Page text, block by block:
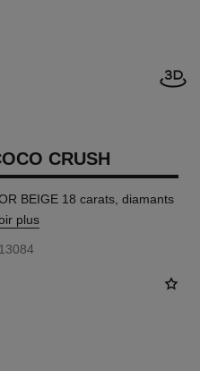
CRUSH
BEIGE 18 carats, diamants
plus